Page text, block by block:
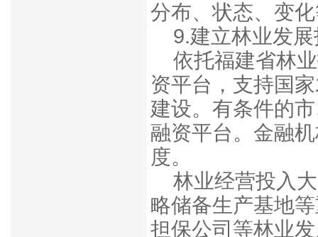
分布、状态、变
9.建立林业发
依托福建省林
资平台，支持国
建设。有条件的
融资平台。金融
度。
林业经营投入
略储备生产基地
担保公司等林业